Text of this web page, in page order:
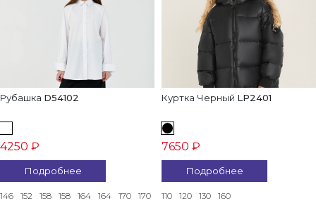
Рубашка D54102
4250 ₽
Подробнее
146 152 158 158 164 164 170 170
Куртка Черный LP2401
7650 ₽
Подробнее
110 120 130 160